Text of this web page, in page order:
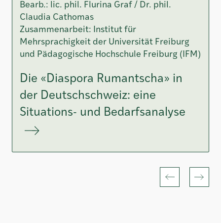
Bearb.: lic. phil. Flurina Graf / Dr. phil.
Claudia Cathomas
Zusammenarbeit: Institut für
Mehrsprachigkeit der Universität Freiburg
und Pädagogische Hochschule Freiburg (IFM)
Die «Diaspora Rumantscha» in
der Deutschschweiz: eine
Situations- und Bedarfsanalyse